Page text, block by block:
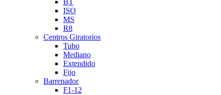
ISO
MS
R8
Centros Giratorios
Tubo
Mediano
Extendido
Fijo
Barrenador
F1-12